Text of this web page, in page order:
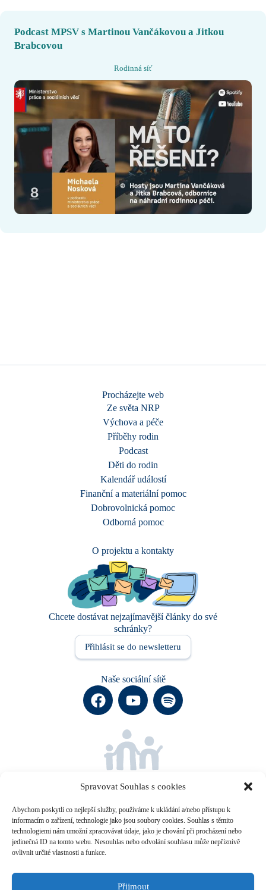
Spravovat Souhlas s cookies
Abychom poskytli co nejlepší služby, používáme k ukládání a/nebo přístupu k
informacím o zařízení, technologie jako jsou soubory cookies. Souhlas s těmito
technologiemi nám umožní zpracovávat údaje, jako je chování při procházení nebo
jedinečná ID na tomto webu. Nesouhlas nebo odvolání souhlasu může nepříznivě
ovlivnit určité vlastnosti a funkce.
Přijmout
Podcast MPSV s Martinou Vančákovou a Jitkou
Brabcovou
Rodinná síť
Procházejte web
Ze světa NRP
Výchova a péče
Příběhy rodin
Podcast
Děti do rodin
Kalendář událostí
Finanční a materiální pomoc
Dobrovolnická pomoc
Odborná pomoc
O projektu a kontakty
Chcete dostávat nejzajímavější články do své
schránky?
Přihlásit se do newsletteru
Naše sociální sítě
rodinnou péči.
Projekt vznikl za podporyNadace Jistota Komerční bankya
organizace